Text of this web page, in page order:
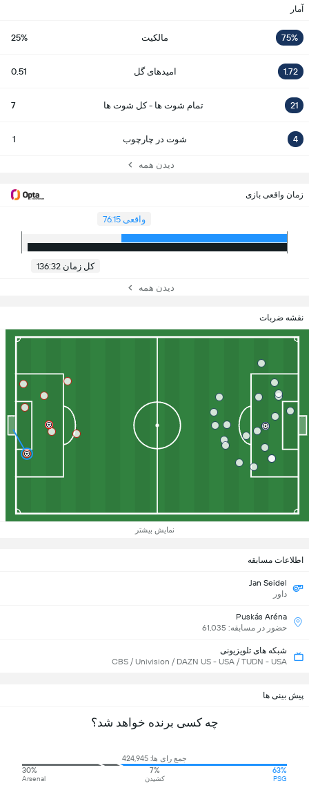
آمار
75% مالکیت 25%
1.72 امیدهای گل 0.51
21 تمام شوت ها - کل شوت ها 7
4 شوت در چارچوب 1
دیدن همه
زمان واقعی بازی
واقعی 76:15
کل زمان 136:32
دیدن همه
نقشه ضربات
نمایش بیشتر
اطلاعات مسابقه
Jan Seidel
داور
Puskás Aréna
حضور در مسابقه: 61,035
شبکه های تلویزیونی
CBS / Univision / DAZN US - USA / TUDN - USA
پیش بینی ها
چه کسی برنده خواهد شد؟
جمع رای ها: 424,945
63%
PSG
7%
کشیدن
30%
Arsenal